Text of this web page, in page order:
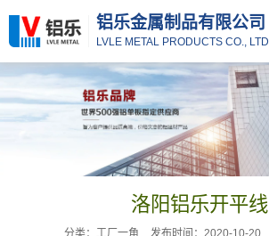
铝乐金属制品有限公司
LVLE METAL PRODUCTS CO., LTD
洛阳铝乐开平线